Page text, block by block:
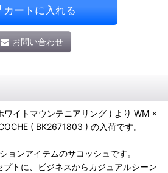
カートに入れる
お問い合わせ
イトマウンテニアリング ) より WM ×
( BK2671803 ) の入荷です。
ョンアイテムのサコッシュです。
プトに、ビジネスからカジュアルシーン